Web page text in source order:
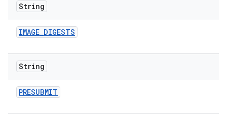
String
IMAGE_DIGESTS
String
PRESUBMIT